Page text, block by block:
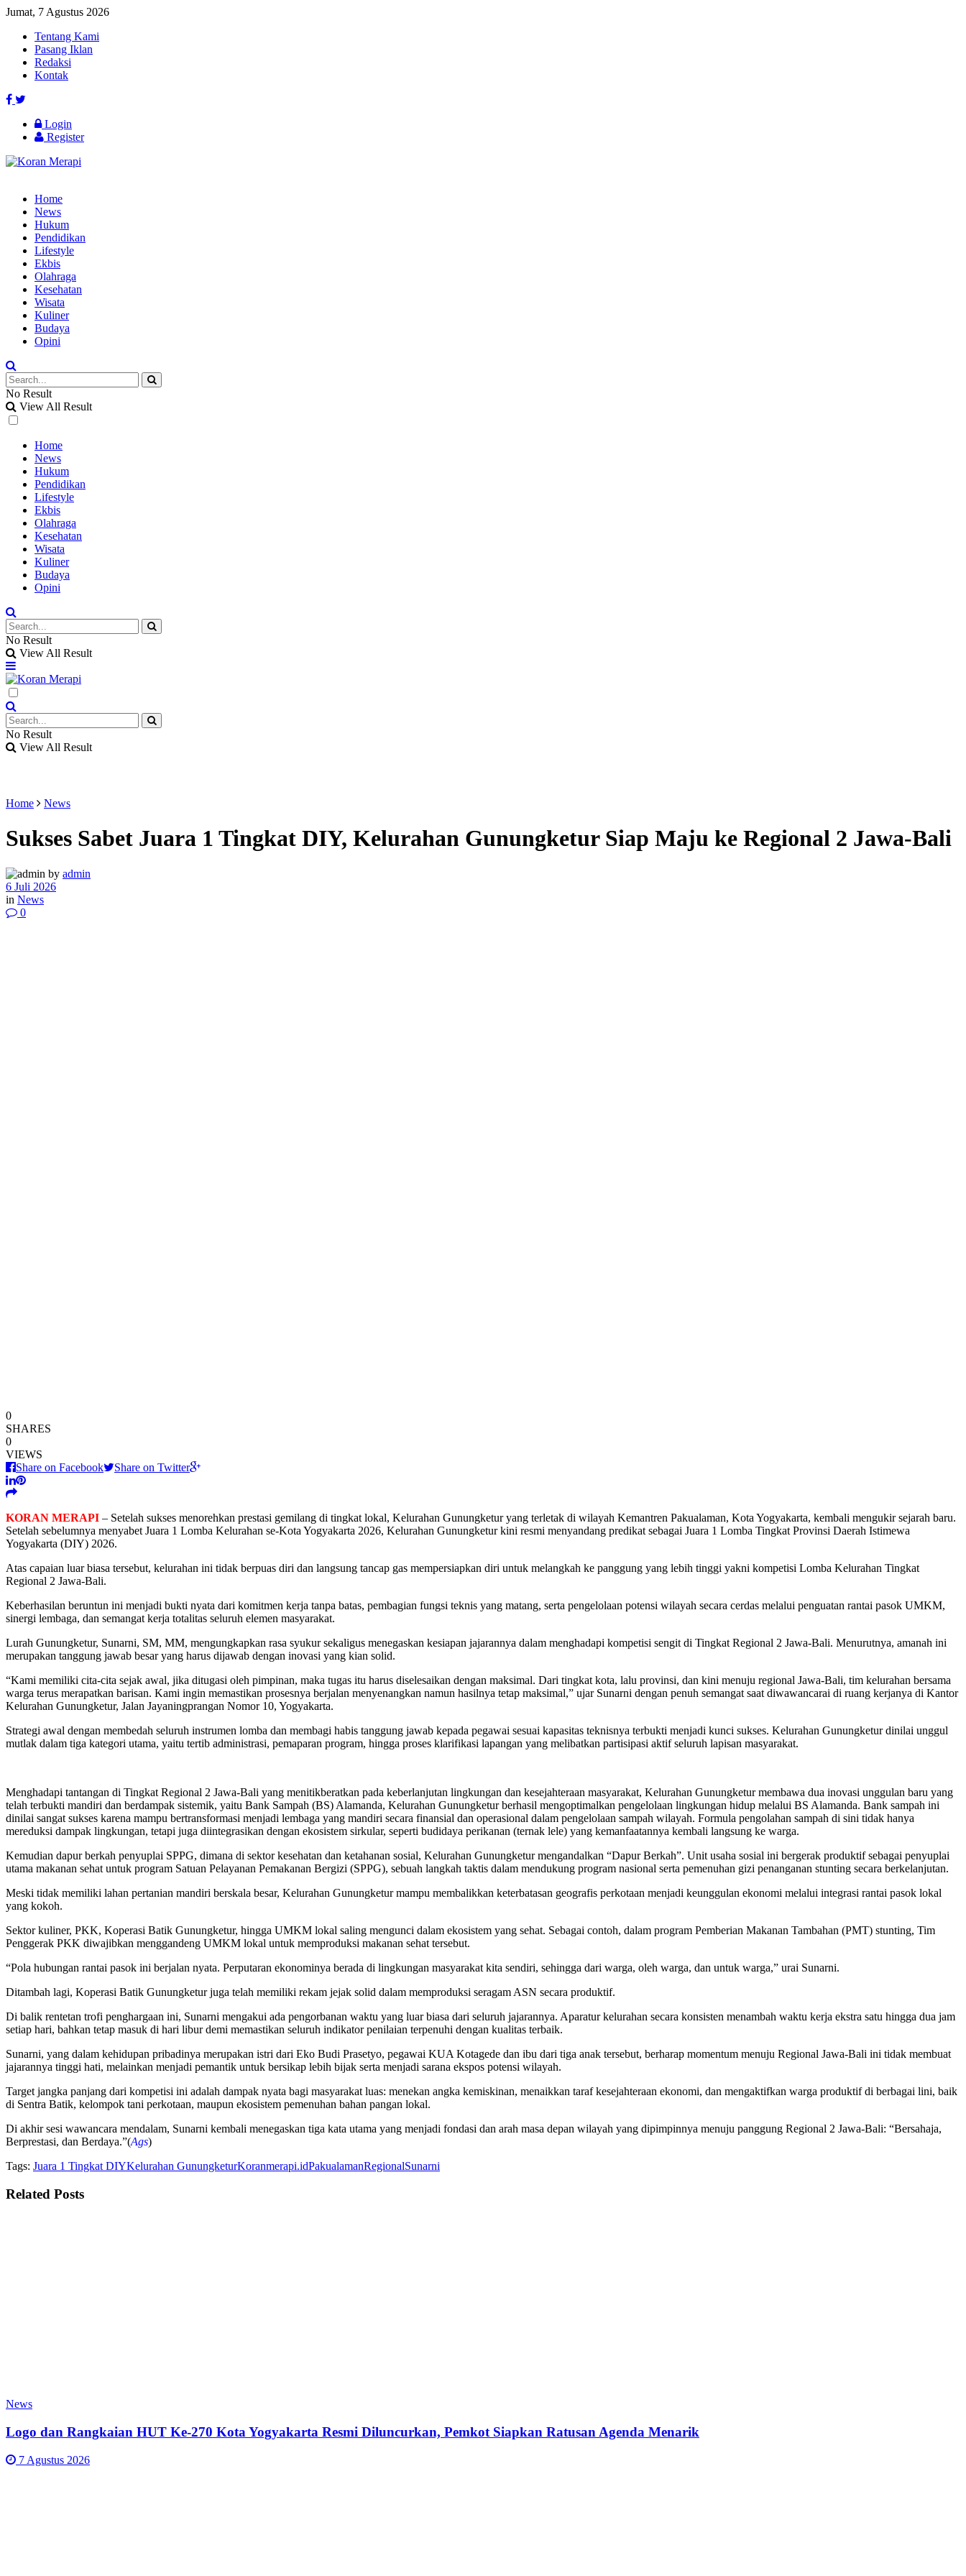
Jumat, 7 Agustus 2026
Tentang Kami
Pasang Iklan
Redaksi
Kontak
Login
Register
Home
News
Hukum
Pendidikan
Lifestyle
Ekbis
Olahraga
Kesehatan
Wisata
Kuliner
Budaya
Opini
No Result
View All Result
Home
News
Hukum
Pendidikan
Lifestyle
Ekbis
Olahraga
Kesehatan
Wisata
Kuliner
Budaya
Opini
No Result
View All Result
No Result
View All Result
Home News
Sukses Sabet Juara 1 Tingkat DIY, Kelurahan Gunungketur Siap Maju ke Regional 2 Jawa-Bali
by admin
6 Juli 2026
in News
0
0
SHARES
0
VIEWS
Share on Facebook
Share on Twitter
KORAN MERAPI – Setelah sukses menorehkan prestasi gemilang di tingkat lokal, Kelurahan Gunungketur yang terletak di wilayah Kemantren Pakualaman, Kota Yogyakarta, kembali mengukir sejarah baru.
Setelah sebelumnya menyabet Juara 1 Lomba Kelurahan se-Kota Yogyakarta 2026, Kelurahan Gunungketur kini resmi menyandang predikat sebagai Juara 1 Lomba Tingkat Provinsi Daerah Istimewa
Yogyakarta (DIY) 2026.
Atas capaian luar biasa tersebut, kelurahan ini tidak berpuas diri dan langsung tancap gas mempersiapkan diri untuk melangkah ke panggung yang lebih tinggi yakni kompetisi Lomba Kelurahan Tingkat
Regional 2 Jawa-Bali.
Keberhasilan beruntun ini menjadi bukti nyata dari komitmen kerja tanpa batas, pembagian fungsi teknis yang matang, serta pengelolaan potensi wilayah secara cerdas melalui penguatan rantai pasok UMKM,
sinergi lembaga, dan semangat kerja totalitas seluruh elemen masyarakat.
Lurah Gunungketur, Sunarni, SM, MM, mengungkapkan rasa syukur sekaligus menegaskan kesiapan jajarannya dalam menghadapi kompetisi sengit di Tingkat Regional 2 Jawa-Bali. Menurutnya, amanah ini
merupakan tanggung jawab besar yang harus dijawab dengan inovasi yang kian solid.
“Kami memiliki cita-cita sejak awal, jika ditugasi oleh pimpinan, maka tugas itu harus diselesaikan dengan maksimal. Dari tingkat kota, lalu provinsi, dan kini menuju regional Jawa-Bali, tim kelurahan bersama
warga terus merapatkan barisan. Kami ingin memastikan prosesnya berjalan menyenangkan namun hasilnya tetap maksimal,” ujar Sunarni dengan penuh semangat saat diwawancarai di ruang kerjanya di Kantor
Kelurahan Gunungketur, Jalan Jayaningprangan Nomor 10, Yogyakarta.
Strategi awal dengan membedah seluruh instrumen lomba dan membagi habis tanggung jawab kepada pegawai sesuai kapasitas teknisnya terbukti menjadi kunci sukses. Kelurahan Gunungketur dinilai unggul
mutlak dalam tiga kategori utama, yaitu tertib administrasi, pemaparan program, hingga proses klarifikasi lapangan yang melibatkan partisipasi aktif seluruh lapisan masyarakat.
Menghadapi tantangan di Tingkat Regional 2 Jawa-Bali yang menitikberatkan pada keberlanjutan lingkungan dan kesejahteraan masyarakat, Kelurahan Gunungketur membawa dua inovasi unggulan baru yang
telah terbukti mandiri dan berdampak sistemik, yaitu Bank Sampah (BS) Alamanda, Kelurahan Gunungketur berhasil mengoptimalkan pengelolaan lingkungan hidup melalui BS Alamanda. Bank sampah ini
dinilai sangat sukses karena mampu bertransformasi menjadi lembaga yang mandiri secara finansial dan operasional dalam pengelolaan sampah wilayah. Formula pengolahan sampah di sini tidak hanya
mereduksi dampak lingkungan, tetapi juga diintegrasikan dengan ekosistem sirkular, seperti budidaya perikanan (ternak lele) yang kemanfaatannya kembali langsung ke warga.
Kemudian dapur berkah penyuplai SPPG, dimana di sektor kesehatan dan ketahanan sosial, Kelurahan Gunungketur mengandalkan “Dapur Berkah”. Unit usaha sosial ini bergerak produktif sebagai penyuplai
utama makanan sehat untuk program Satuan Pelayanan Pemakanan Bergizi (SPPG), sebuah langkah taktis dalam mendukung program nasional serta pemenuhan gizi penanganan stunting secara berkelanjutan.
Meski tidak memiliki lahan pertanian mandiri berskala besar, Kelurahan Gunungketur mampu membalikkan keterbatasan geografis perkotaan menjadi keunggulan ekonomi melalui integrasi rantai pasok lokal
yang kokoh.
Sektor kuliner, PKK, Koperasi Batik Gunungketur, hingga UMKM lokal saling mengunci dalam ekosistem yang sehat. Sebagai contoh, dalam program Pemberian Makanan Tambahan (PMT) stunting, Tim
Penggerak PKK diwajibkan menggandeng UMKM lokal untuk memproduksi makanan sehat tersebut.
“Pola hubungan rantai pasok ini berjalan nyata. Perputaran ekonominya berada di lingkungan masyarakat kita sendiri, sehingga dari warga, oleh warga, dan untuk warga,” urai Sunarni.
Ditambah lagi, Koperasi Batik Gunungketur juga telah memiliki rekam jejak solid dalam memproduksi seragam ASN secara produktif.
Di balik rentetan trofi penghargaan ini, Sunarni mengakui ada pengorbanan waktu yang luar biasa dari seluruh jajarannya. Aparatur kelurahan secara konsisten menambah waktu kerja ekstra satu hingga dua jam
setiap hari, bahkan tetap masuk di hari libur demi memastikan seluruh indikator penilaian terpenuhi dengan kualitas terbaik.
Sunarni, yang dalam kehidupan pribadinya merupakan istri dari Eko Budi Prasetyo, pegawai KUA Kotagede dan ibu dari tiga anak tersebut, berharap momentum menuju Regional Jawa-Bali ini tidak membuat
jajarannya tinggi hati, melainkan menjadi pemantik untuk bersikap lebih bijak serta menjadi sarana ekspos potensi wilayah.
Target jangka panjang dari kompetisi ini adalah dampak nyata bagi masyarakat luas: menekan angka kemiskinan, menaikkan taraf kesejahteraan ekonomi, dan mengaktifkan warga produktif di berbagai lini, baik
di Sentra Batik, kelompok tani perkotaan, maupun ekosistem pemenuhan bahan pangan lokal.
Di akhir sesi wawancara mendalam, Sunarni kembali menegaskan tiga kata utama yang menjadi fondasi dan arah masa depan wilayah yang dipimpinnya menuju panggung Regional 2 Jawa-Bali: “Bersahaja,
Berprestasi, dan Berdaya.”(Ags)
Tags: Juara 1 Tingkat DIYKelurahan GunungketurKoranmerapi.idPakualamanRegionalSunarni
Related Posts
News
Logo dan Rangkaian HUT Ke-270 Kota Yogyakarta Resmi Diluncurkan, Pemkot Siapkan Ratusan Agenda Menarik
7 Agustus 2026